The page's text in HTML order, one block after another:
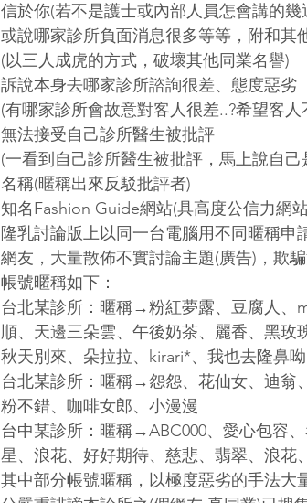
信於你(若不是護士或內部人員怎會講的幾
或說哪家診所負面消息很多等等，附和其
(以三人成虎的方式，破壞其他同業名譽)
訴說本身去哪家診所諮詢很差、態度惡劣
(有哪家診所會故意對客人很差..?希望客人
無法接受自己診所醫生被批評
(一看到自己診所醫生被批評，馬上說自
名稱(暱稱出來反駁批評者)
知名Fashion Guide網站(具高度公信力網
隆乳討論版上以同一台電腦用不同暱稱
網友，大量散佈不實討論主題(廣告)，欺騙
帳號暱稱如下：
台北某診所：暱稱→粉紅夢露、豆腐人、
順、天邊三朵雲、午後奶茶、麗香、黑玫
秋天別來、朵拉拉、kirari*、我也去隆鼻
台北某診所：暱稱→怨怨、花仙女、迪翁
粉不錯、咖啡女郎、小漫漫
台中某診所：暱稱→ABC000、愛心包容
星、浪花、好好期待、慈悲、翡翠、浪花
其中部分帳號暱稱，以極度惡劣的手法